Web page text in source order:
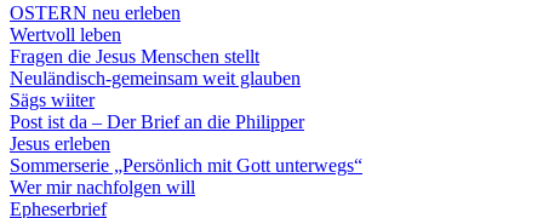
OSTERN neu erleben
Wertvoll leben
Fragen die Jesus Menschen stellt
Neuländisch-gemeinsam weit glauben
Sägs wiiter
Post ist da – Der Brief an die Philipper
Jesus erleben
Sommerserie „Persönlich mit Gott unterwegs“
Wer mir nachfolgen will
Epheserbrief